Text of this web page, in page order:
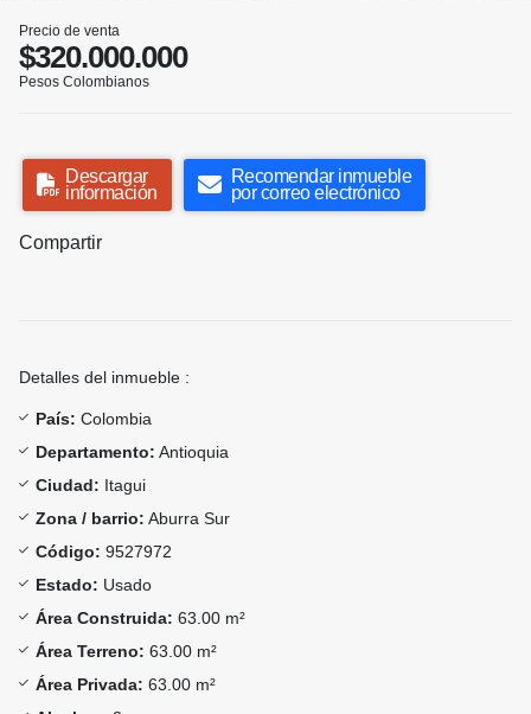
Precio de venta
$320.000.000
Pesos Colombianos
Descargar
información
Recomendar inmueble
por correo electrónico
Compartir
Detalles del inmueble :
País: Colombia
Departamento: Antioquia
Ciudad: Itagui
Zona / barrio: Aburra Sur
Código: 9527972
Estado: Usado
Área Construida: 63.00 m²
Área Terreno: 63.00 m²
Área Privada: 63.00 m²